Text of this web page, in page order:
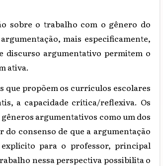
sobre o trabalho com o gênero do
mais especificamente,
discurso argumentativo permitem o
ativa.
que propõem os currículos escolares
a capacidade crítica/reflexiva. Os
argumentativos como um dos
do consenso de que a argumentação
para o professor, principal
nessa perspectiva possibilita o